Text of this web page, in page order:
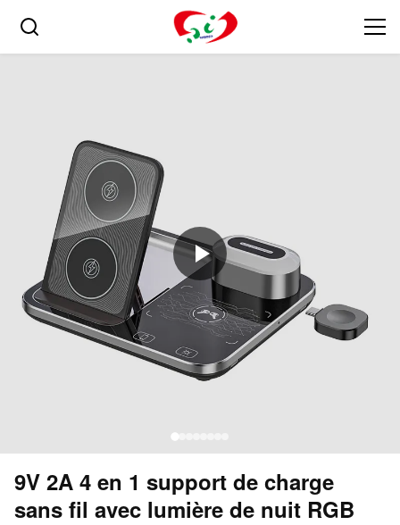
9V 2A 4 en 1 support de charge
sans fil avec lumière de nuit RGB